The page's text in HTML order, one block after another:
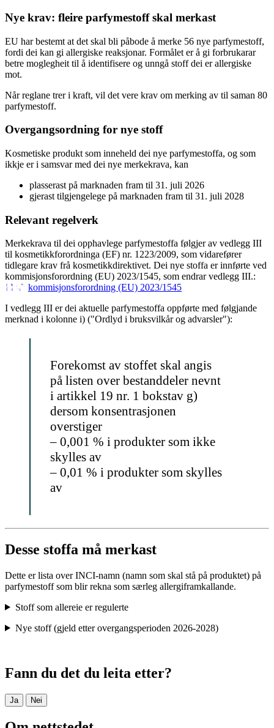
Nye krav: fleire parfymestoff skal merkast
EU har bestemt at det skal bli påbode å merke 56 nye parfymestoff,
fordi dei kan gi allergiske reaksjonar. Formålet er å gi forbrukarar
betre moglegheit til å identifisere og unngå stoff dei er allergiske
mot.
Når reglane trer i kraft, vil det vere krav om merking av til saman 80
parfymestoff.
Overgangsordning for nye stoff
Kosmetiske produkt som inneheld dei nye parfymestoffa, og som
ikkje er i samsvar med dei nye merkekrava, kan
plasserast på marknaden fram til 31. juli 2026
gjerast tilgjengelege på marknaden fram til 31. juli 2028
Relevant regelverk
Merkekrava til dei opphavlege parfymestoffa følgjer av vedlegg III
til kosmetikkforordninga (EF) nr. 1223/2009, som vidarefører
tidlegare krav frå kosmetikkdirektivet. Dei nye stoffa er innførte ved
kommisjonsforordning (EU) 2023/1545, som endrar vedlegg III.:
kommisjonsforordning (EU) 2023/1545
I vedlegg III er dei aktuelle parfymestoffa oppførte med følgjande
merknad i kolonne i) ("Ordlyd i bruksvilkår og advarsler"):
Forekomst av stoffet skal angis
på listen over bestanddeler nevnt
i artikkel 19 nr. 1 bokstav g)
dersom konsentrasjonen
overstiger
– 0,001 % i produkter som ikke
skylles av
– 0,01 % i produkter som skylles
av
Desse stoffa må merkast
Dette er lista over INCI-namn (namn som skal stå på produktet) på
parfymestoff som blir rekna som særleg allergiframkallande.
Stoff som allereie er regulerte
Nye stoff (gjeld etter overgangsperioden 2026-2028)
Fann du det du leita etter?
Ja Nei